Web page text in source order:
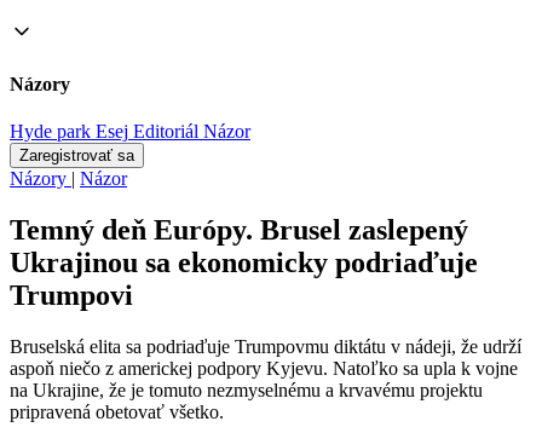
Názory
Hyde park Esej Editoriál Názor
Zaregistrovať sa
Názory | Názor
Temný deň Európy. Brusel zaslepený
Ukrajinou sa ekonomicky podriaďuje
Trumpovi
Bruselská elita sa podriaďuje Trumpovmu diktátu v nádeji, že udrží
aspoň niečo z americkej podpory Kyjevu. Natoľko sa upla k vojne
na Ukrajine, že je tomuto nezmyselnému a krvavému projektu
pripravená obetovať všetko.